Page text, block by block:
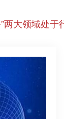
两大领域处于